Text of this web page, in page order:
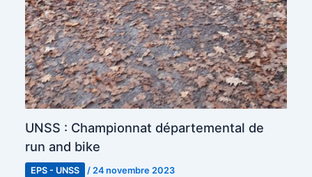
UNSS : Championnat départemental de
run and bike
EPS - UNSS /24 novembre 2023